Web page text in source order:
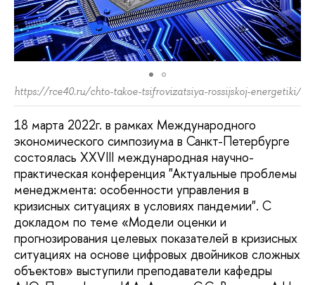
https://rce40.ru/chto-takoe-tsifrovizatsiya-rossijskoj-energetiki/
18 марта 2022г. в рамках Международного
экономического симпозиума в Санкт-Петербурге
состоялась XXVIII международная научно-
практическая конференция "Актуальные проблемы
менеджмента: особенности управления в
кризисных ситуациях в условиях пандемии". С
докладом по теме «Модели оценки и
прогнозирования целевых показателей в кризисных
ситуациях на основе цифровых двойников сложных
объектов» выступили преподаватели кафедры